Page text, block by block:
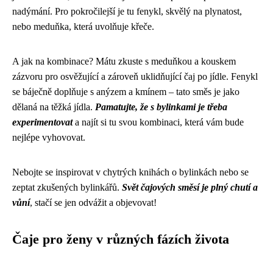
nadýmání. Pro pokročilejší je tu fenykl, skvělý na plynatost,
nebo meduňka, která uvolňuje křeče.
A jak na kombinace? Mátu zkuste s meduňkou a kouskem
zázvoru pro osvěžující a zároveň uklidňující čaj po jídle. Fenykl
se báječně doplňuje s anýzem a kmínem – tato směs je jako
dělaná na těžká jídla. Pamatujte, že s bylinkami je třeba
experimentovata najít si tu svou kombinaci, která vám bude
nejlépe vyhovovat.
Nebojte se inspirovat v chytrých knihách o bylinkách nebo se
zeptat zkušených bylinkářů. Svět čajových směsí je plný chutí a
vůní, stačí se jen odvážit a objevovat!
Čaje pro ženy v různých fázích života